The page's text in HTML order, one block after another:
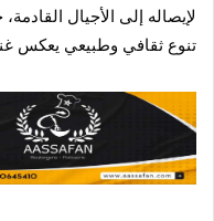
لإيصاله إلى الأجيال
تنوع ثقافي وطبيعي يعكس